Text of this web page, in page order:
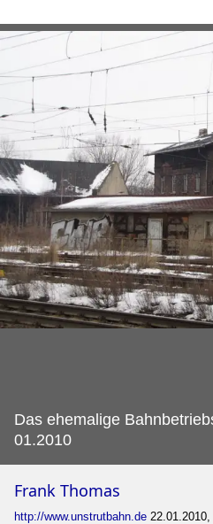
Das ehemalige
01.2010
Frank Thomas
http://www.unstrutbahn.de